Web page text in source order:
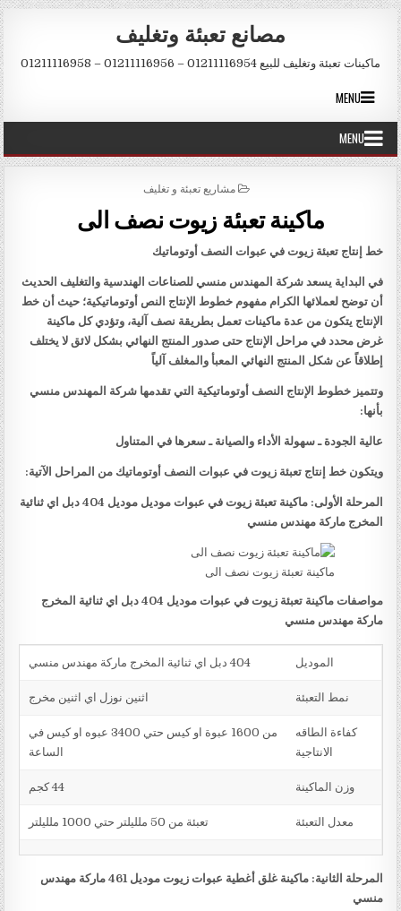
Skip to content
مصانع تعبئة وتغليف
ماكينات تعبئة وتغليف للبيع 01211116954 – 01211116956 – 01211116958
MENU
MENU
POSTED IN
مشاريع تعبئة و تغليف
ماكينة تعبئة زيوت نصف الى
خط إنتاج تعبئة زيوت في عبوات النصف أوتوماتيك
في البداية يسعد شركة المهندس منسي للصناعات الهندسية والتغليف الحديث
أن توضح لعملائها الكرام مفهوم خطوط الإنتاج النص أوتوماتيكية؛ حيث أن خط
الإنتاج يتكون من عدة ماكينات تعمل بطريقة نصف آلية، وتؤدي كل ماكينة
غرض محدد في مراحل الإنتاج حتى صدور المنتج النهائي بشكل لائق لا يختلف
إطلاقاً عن شكل المنتج النهائي المعبأ والمغلف آلياً
وتتميز خطوط الإنتاج النصف أوتوماتيكية التي تقدمها شركة المهندس منسي
بأنها:
عالية الجودة ـ سهولة الأداء والصيانة ـ سعرها في المتناول
ويتكون خط إنتاج تعبئة زيوت في عبوات النصف أوتوماتيك من المراحل الآتية:
المرحلة الأولى: ماكينة تعبئة زيوت في عبوات موديل موديل 404 دبل اي ثنائية
المخرج ماركة مهندس منسي
ماكينة تعبئة زيوت نصف الى
مواصفات ماكينة تعبئة زيوت في عبوات موديل 404 دبل اي ثنائية المخرج
ماركة مهندس منسي
الموديل 404 دبل اي ثنائية المخرج ماركة مهندس منسي
نمط التعبئة اثنين نوزل اي اثنين مخرج
كفاءة الطاقه
الانتاجية
من 1600 عبوة او كيس حتي 3400 عبوه او كيس في
الساعة
وزن الماكينة 44 كجم
معدل التعبئة تعبئة من 50 ملليلتر حتي 1000 ملليلتر
المرحلة الثانية: ماكينة غلق أغطية عبوات زيوت موديل 461 ماركة مهندس
منسي